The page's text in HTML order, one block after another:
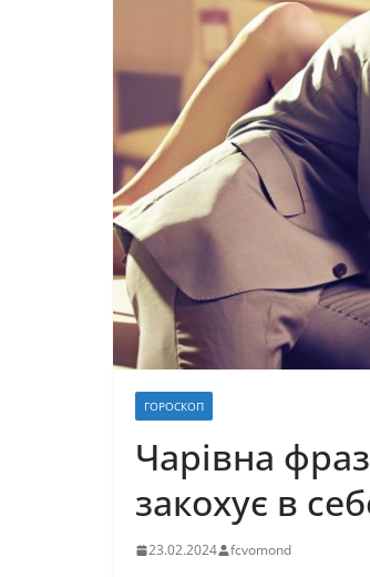
ГОРОСКОП
Чарівна
закохує в
23.02.2024 fcvomond